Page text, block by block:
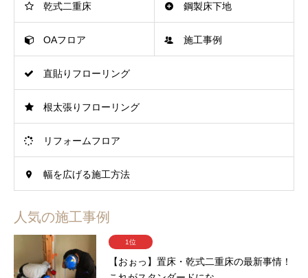
乾式二重床 鋼製床下地
OAフロア 施工事例
直貼りフローリング
根太張りフローリング
リフォームフロア
幅を広げる施工方法
人気の施工事例
1位
【おぉっ】置床・乾式二重床の最新事情！